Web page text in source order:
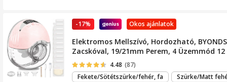
Okos ajánlatok
-17%
Elektromos Mellszívó, Hordozható,
Zacskóval, 19/21mm Perem, 4 Üzemmód
4.48 (87)
Fekete/Sötétszürke/fehér, fa
Szürke/Matt